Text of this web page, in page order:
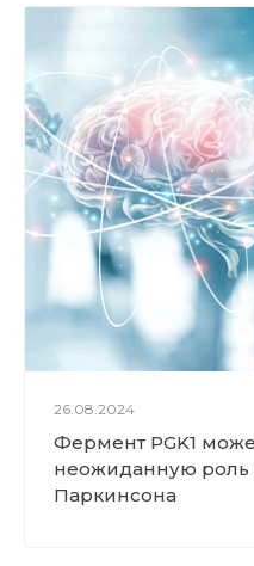
26.08.2024
Фермент PGK1
неожиданную роль
Паркинсона